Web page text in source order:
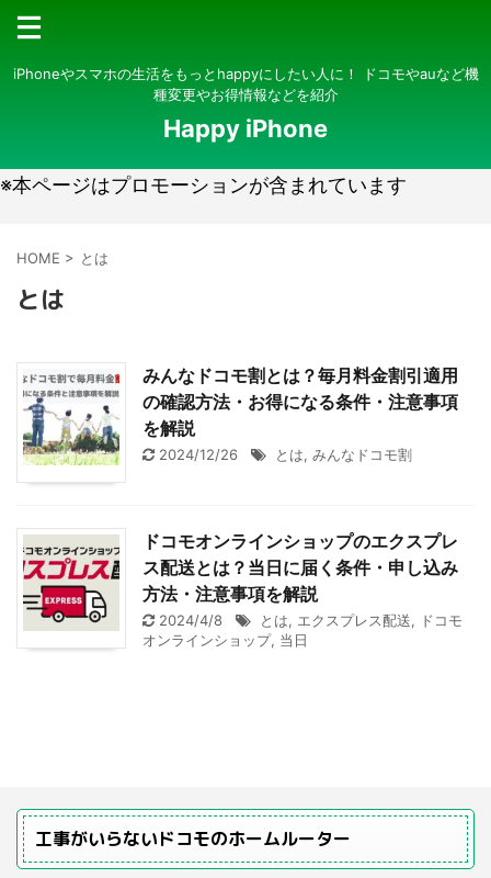
iPhoneやスマホの生活をもっとhappyにしたい人に！ ドコモやauなど機
種変更やお得情報などを紹介
Happy iPhone
※本ページはプロモーションが含まれています
HOME > とは
とは
みんなドコモ割とは？毎月料金割引適用
の確認方法・お得になる条件・注意事項
を解説
2024/12/26 とは, みんなドコモ割
ドコモオンラインショップのエクスプレ
ス配送とは？当日に届く条件・申し込み
方法・注意事項を解説
2024/4/8 とは, エクスプレス配送, ドコモ
オンラインショップ, 当日
工事がいらないドコモのホームルーター